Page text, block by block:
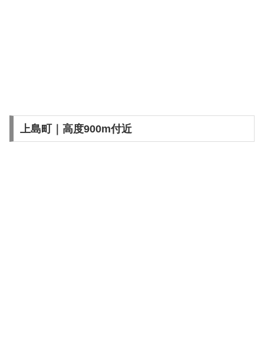
上島町｜高度900m付近